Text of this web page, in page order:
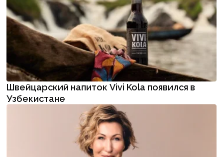
Швейцарский напиток Vivi Kola появился в
Узбекистане